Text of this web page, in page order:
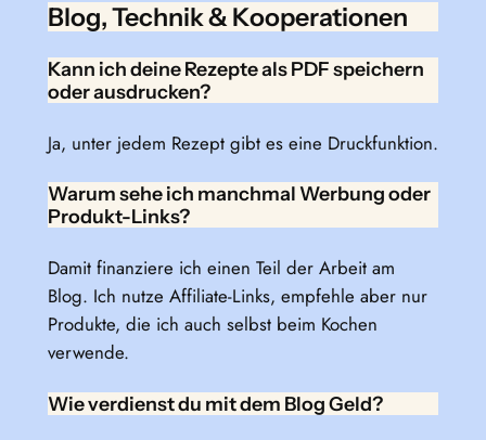
Blog, Technik & Kooperationen
Kann ich deine Rezepte als PDF speichern
oder ausdrucken?
Ja, unter jedem Rezept gibt es eine Druckfunktion.
Warum sehe ich manchmal Werbung oder
Produkt-Links?
Damit finanziere ich einen Teil der Arbeit am
Blog. Ich nutze Affiliate-Links, empfehle aber nur
Produkte, die ich auch selbst beim Kochen
verwende.
Wie verdienst du mit dem Blog Geld?